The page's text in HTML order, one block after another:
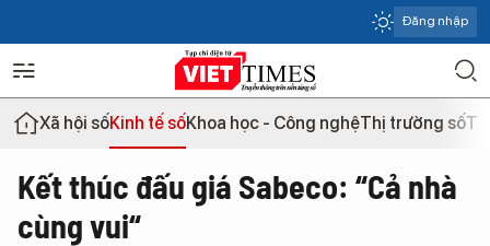
Đăng nhập
Xã hội sốKinh tế sốKhoa học - Công nghệThị trường số
Kết thúc đấu giá Sabeco: “Cả nhà
cùng vui“​